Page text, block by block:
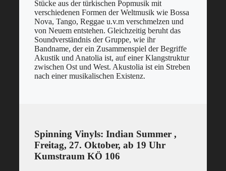
Stücke aus der türkischen Popmusik mit
verschiedenen Formen der Weltmusik wie Bossa
Nova, Tango, Reggae u.v.m verschmelzen und
von Neuem entstehen. Gleichzeitig beruht das
Soundverständnis der Gruppe, wie ihr
Bandname, der ein Zusammenspiel der Begriffe
Akustik und Anatolia ist, auf einer Klangstruktur
zwischen Ost und West. Akustolia ist ein Streben
nach einer musikalischen Existenz.
Spinning Vinyls: Indian Summer ,
Freitag, 27. Oktober, ab 19 Uhr
Kumstraum KÖ 106